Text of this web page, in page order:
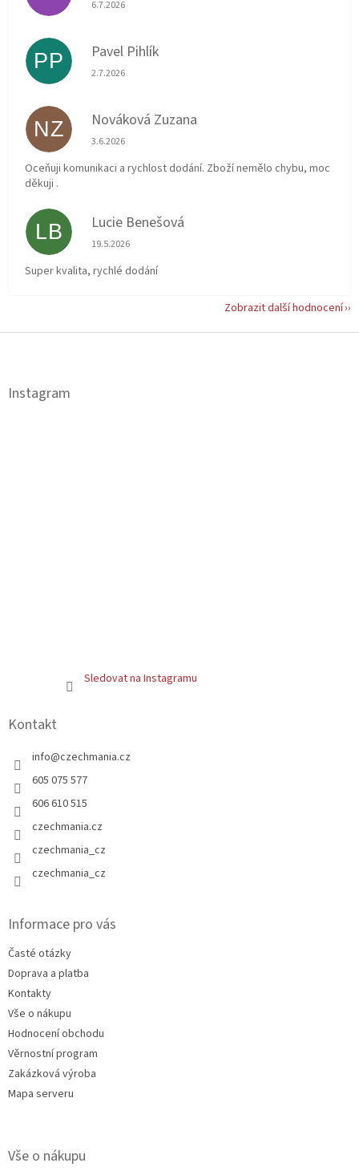
6.7.2026
PP Pavel Pihlík
Hodnocení obchodu je 5 z 5 hvězdiček.
2.7.2026
NZ Nováková Zuzana
Hodnocení obchodu je 5 z 5 hvězdiček.
3.6.2026
Oceňuji komunikaci a rychlost dodání. Zboží nemělo chybu, moc
děkuji .
LB Lucie Benešová
Hodnocení obchodu je 5 z 5 hvězdiček.
19.5.2026
Super kvalita, rychlé dodání
Zobrazit další hodnocení
Z
Instagram
Sledovat na Instagramu
Kontakt
info@czechmania.cz
605 075 577
606 610 515
czechmania.cz
czechmania_cz
czechmania_cz
Informace pro vás
Časté otázky
Doprava a platba
Kontakty
Vše o nákupu
Hodnocení obchodu
Věrnostní program
Zakázková výroba
Mapa serveru
Vše o nákupu